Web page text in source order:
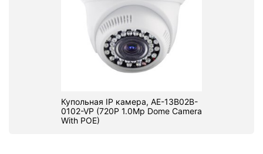
Купольная IP камера, AE-13B02B-
0102-VP (720P 1.0Mp Dome Camera
With POE)